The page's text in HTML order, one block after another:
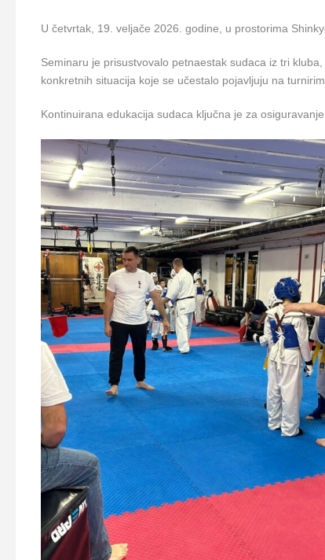
U četvrtak, 19. veljače 2026. godine, u prostorima
Seminaru je prisustvovalo petnaestak sudaca iz tri
konkretnih situacija koje se učestalo pojavljuju na
Kontinuirana edukacija sudaca ključna je za